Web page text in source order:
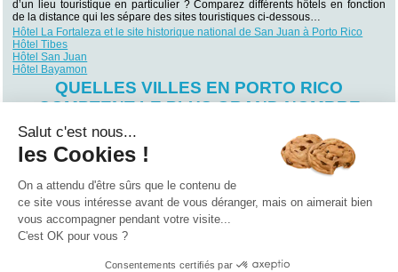
d’un lieu touristique en particulier ? Comparez différents hôtels en fonction
de la distance qui les sépare des sites touristiques ci-dessous…
Hôtel La Fortaleza et le site historique national de San Juan à Porto Rico
Hôtel Tibes
Hôtel San Juan
Hôtel Bayamon
QUELLES VILLES EN PORTO RICO
COMPTENT LE PLUS GRAND NOMBRE
Vous souhaitez séjourner dans une ville particulière de Porto Rico ? Trouvez
votre futur lieu de villégiature en fonction des villes qui comptent le plus
grand nombre d’hôtels en Porto Rico !
Hôtel San Juan (29)
Qui sommes nous ? |Contactez-nous
Salut c'est nous...
les Cookies !
On a attendu d'être sûrs que le contenu de
ce site vous intéresse avant de vous déranger, mais on aimerait bien
vous accompagner pendant votre visite...
C'est OK pour vous ?
Consentements certifiés par